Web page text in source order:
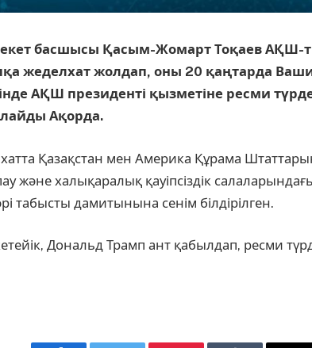
басшысы Қасым-Жомарт Тоқаев АҚШ-
жеделхат жолдап, оны 20 қаңтарда
АҚШ президенті қызметіне ресми
Ақорда.
Қазақстан мен Америка Құрама
және халықаралық қауіпсіздік
табысты дамитынына сенім білдірілген.
Дональд Трамп ант қабылдап, ресми